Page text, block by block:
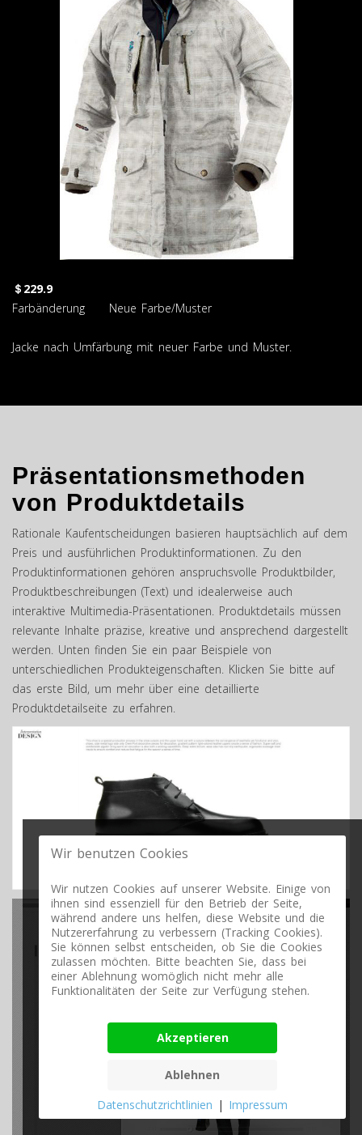
＄229.9
Farbänderung Neue Farbe/Muster
Jacke nach Umfärbung mit neuer Farbe und Muster.
Präsentationsmethoden
von Produktdetails
Rationale Kaufentscheidungen basieren hauptsächlich auf dem
Preis und ausführlichen Produktinformationen. Zu den
Produktinformationen gehören anspruchsvolle Produktbilder,
Produktbeschreibungen (Text) und idealerweise auch
interaktive Multimedia-Präsentationen. Produktdetails müssen
relevante Inhalte präzise, kreative und ansprechend dargestellt
werden. Unten finden Sie ein paar Beispiele von
unterschiedlichen Produkteigenschaften. Klicken Sie bitte auf
das erste Bild, um mehr über eine detaillierte
Produktdetailseite zu erfahren.
Wir benutzen Cookies
Wir nutzen Cookies auf unserer Website. Einige von
ihnen sind essenziell für den Betrieb der Seite,
während andere uns helfen, diese Website und die
Nutzererfahrung zu verbessern (Tracking Cookies).
Sie können selbst entscheiden, ob Sie die Cookies
zulassen möchten. Bitte beachten Sie, dass bei
einer Ablehnung womöglich nicht mehr alle
Funktionalitäten der Seite zur Verfügung stehen.
Akzeptieren
Ablehnen
Datenschutzrichtlinien | Impressum